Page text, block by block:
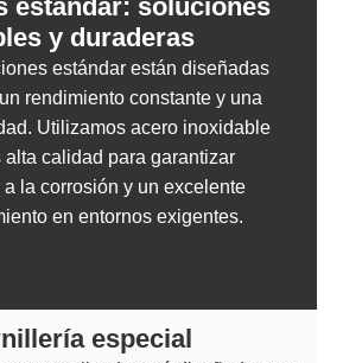
estándar: soluciones
y duraderas
estándar están diseñadas
rendimiento constante y una
Utilizamos acero inoxidable
alta calidad para garantizar
a la corrosión y un excelente
en entornos exigentes.
especial